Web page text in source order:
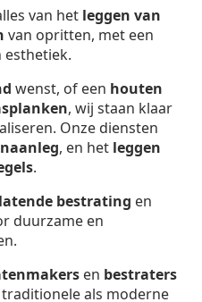
van het leggen van
van opritten, met een
esthetiek.
wenst, of een houten
, wij staan klaar
Onze diensten
, en het leggen
.
bestrating en
duurzame en
en bestraters
als moderne